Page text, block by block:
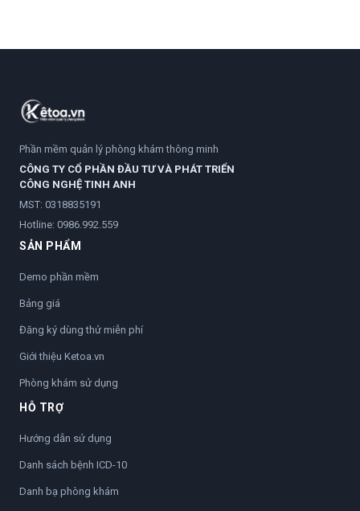
Phần mềm quản lý phòng khám thông minh
CÔNG TY CỔ PHẦN ĐẦU TƯ VÀ PHÁT TRIỂN
CÔNG NGHỆ TINH ANH
MST: 0318835191
Hotline: 0986.992.559
SẢN PHẨM
Demo phần mềm
Bảng giá
Đăng ký dùng thử miễn phí
Giới thiệu Ketoa.vn
Phòng khám sử dụng
HỖ TRỢ
Hướng dẫn sử dụng
Danh sách bệnh ICD-10
Danh bạ phòng khám